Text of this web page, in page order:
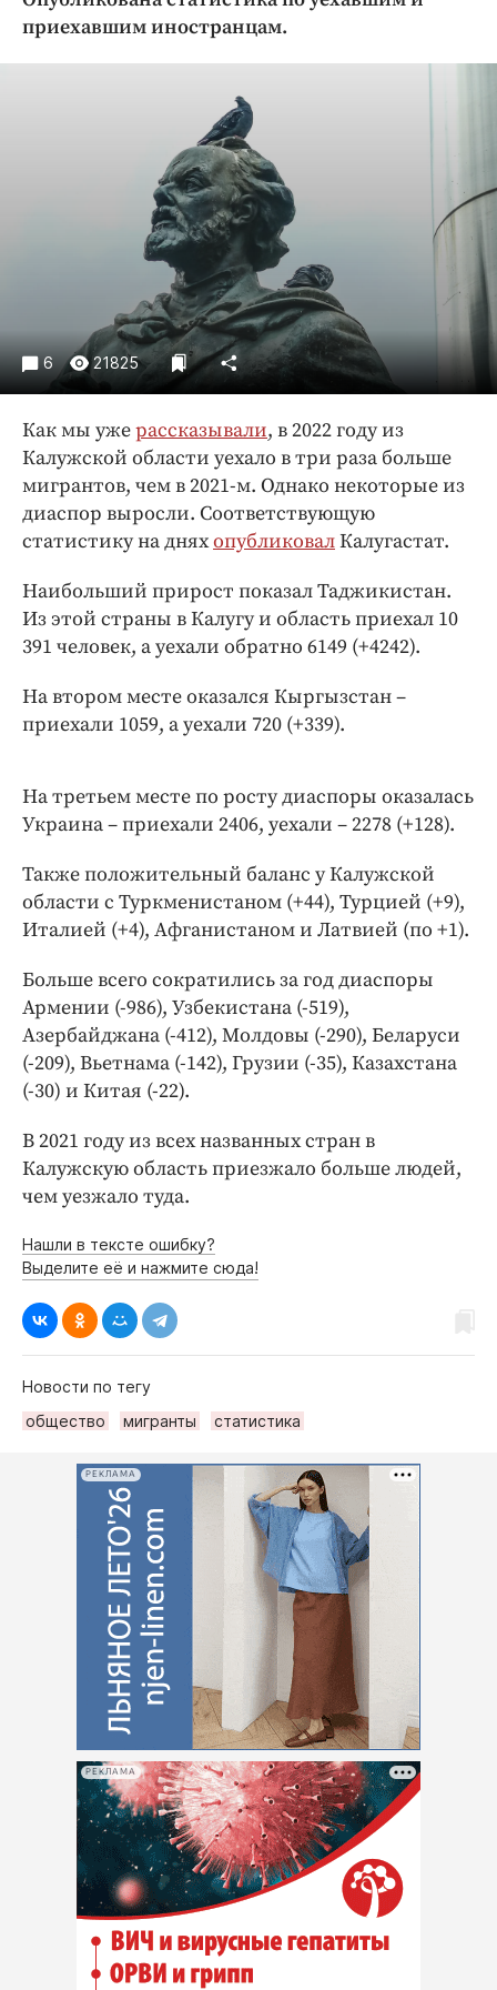
Праздники
Происшествия
Экономика и бизнес
ПРОЕКТЫ
Издания
Медиаперсона
Интересное чтиво
Клиника года
Работодатель года
приехавшим иностранцам.
6 21825
Как мы ужерассказывали, в 2022 году из
Калужской области уехало в три раза больше
мигрантов, чем в 2021-м. Однако некоторые из
диаспор выросли. Соответствующую
статистику на дняхопубликовалКалугастат.
Наибольший прирост показал Таджикистан.
Из этой страны в Калугу и область приехал 10
391 человек, а уехали обратно 6149 (+4242).
На втором месте оказался Кыргызстан –
приехали 1059, а уехали 720 (+339).
На третьем месте по росту диаспоры оказалась
Украина – приехали 2406, уехали – 2278 (+128).
Также положительный баланс у Калужской
области с Туркменистаном (+44), Турцией (+9),
Италией (+4), Афганистаном и Латвией (по +1).
Больше всего сократились за год диаспоры
Армении (-986), Узбекистана (-519),
Азербайджана (-412), Молдовы (-290), Беларуси
(-209), Вьетнама (-142), Грузии (-35), Казахстана
(-30) и Китая (-22).
В 2021 году из всех названных стран в
Калужскую область приезжало больше людей,
чем уезжало туда.
Нашли в тексте ошибку?
Выделите её и нажмите сюда!
Новости по тегу
общество
мигранты статистика
РЕКЛАМА
РЕКЛАМА